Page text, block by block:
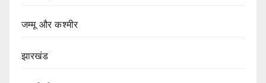
जम्मू और कश्मीर
झारखंड